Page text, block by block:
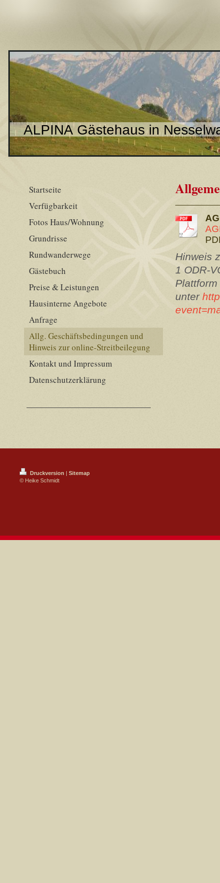
ALPINA Gästehaus in
Hinweis
1 ODR-
unter
Startseite
Verfügbarkeit
Fotos Haus/Wohnung
Grundrisse
Rundwanderwege
Gästebuch
Preise & Leistungen
Hausinterne Angebote
Anfrage
Allg. Geschäftsbedingungen und
Hinweis zur online-Streitbeilegung
Kontakt und Impressum
Datenschutzerklärung
Druckversion | Sitemap
© Heike Schmidt